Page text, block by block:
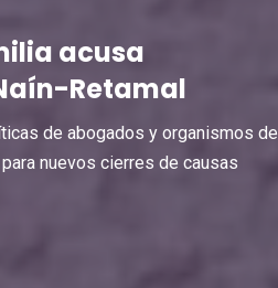
acusa
Retamal
de abogados y organismos de
nuevos cierres de causas